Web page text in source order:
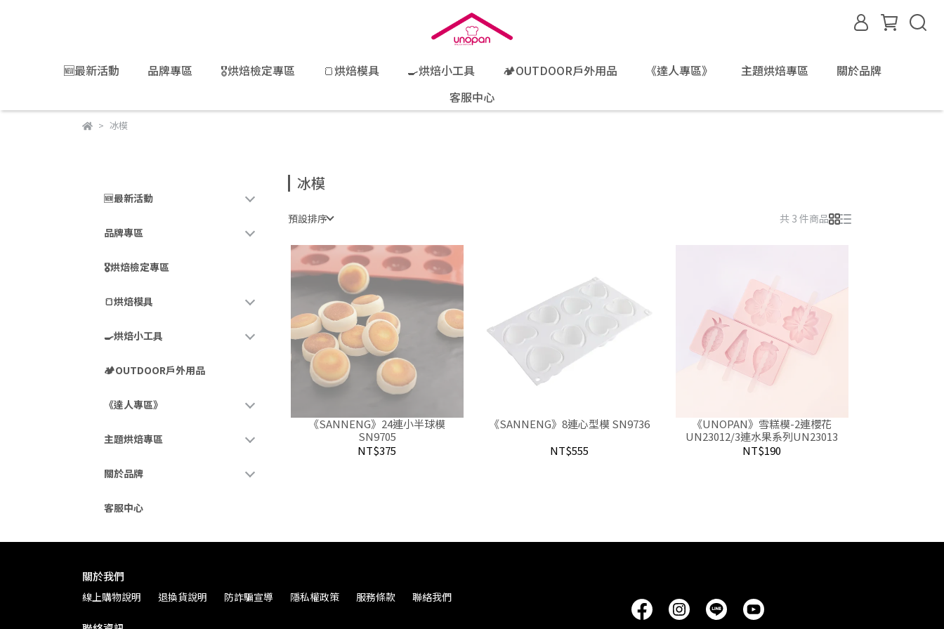
🆕最新活動 品牌專區 🎖️烘焙檢定專區 🍞烘焙模具 🍳烘焙小工具 🏕️OUTDOOR戶外用品 《達人專區》 主題烘焙專區
關於品牌
客服中心
冰模
🆕最新活動
品牌專區
🎖️烘焙檢定專區
🍞烘焙模具
🍳烘焙小工具
🏕️OUTDOOR戶外用品
《達人專區》
主題烘焙專區
關於品牌
客服中心
冰模
預設排序 共 3 件商品
《SANNENG》24連小半球模
SN9705
NT$375
《SANNENG》8連心型模 SN9736
NT$555
《UNOPAN》雪糕模-2連櫻花
UN23012/3連水果系列UN23013
NT$190
關於我們
線上購物說明 退換貨說明 防詐騙宣導 隱私權政策 服務條款 聯絡我們